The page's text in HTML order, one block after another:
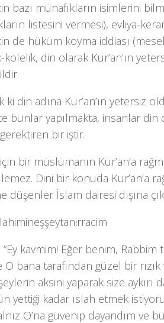
bazı münafıkların isimlerini
listesini vermesi), evliya-
de hüküm koyma iddiası
kölelik, din olarak Kur’an’ın
ki din adına Kur’an’ın yetersiz
bunlar yapılmakta, insanlar
bir iştir.
bir müslümanın Kur’an’a
Dini bir konuda Kur’an’a
düşenler İslam dairesi dışına
“Ey kavmim! Eğer benim,
O bana tarafından güzel bir
aksini yaparak size
yettiği kadar ıslah etmek
O’na güvenip dayandım ve